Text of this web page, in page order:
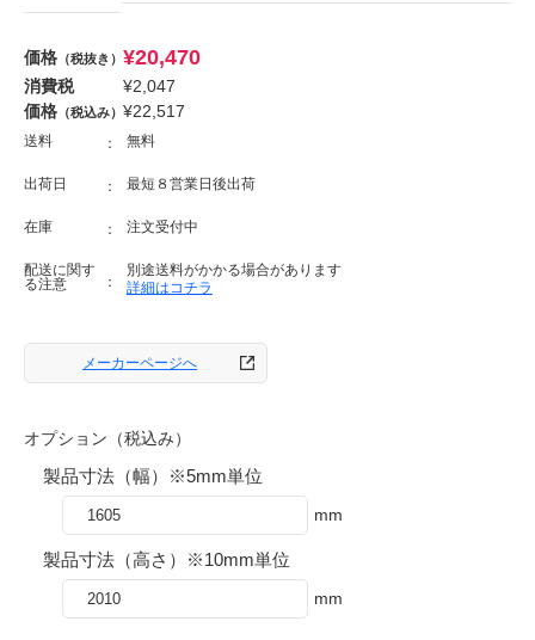
価格 （税抜き） ¥20,470
消費税 ¥2,047
価格 （税込み） ¥22,517
送料 無料
出荷日 最短８営業日後出荷
在庫 注文受付中
配送に関す
る注意
別途送料がかかる場合があります
詳細はコチラ
メーカーページへ
オプション（税込み）
製品寸法（幅）※5mm単位
mm
製品寸法（高さ）※10mm単位
mm